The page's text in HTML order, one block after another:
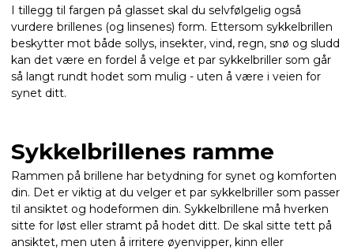
I tillegg til fargen på glasset skal du selvfølgelig også
vurdere brillenes (og linsenes) form. Ettersom sykkelbrillen
beskytter mot både sollys, insekter, vind, regn, snø og sludd
kan det være en fordel å velge et par sykkelbriller som går
så langt rundt hodet som mulig - uten å være i veien for
synet ditt.
Sykkelbrillenes ramme
Rammen på brillene har betydning for synet og komforten
din. Det er viktig at du velger et par sykkelbriller som passer
til ansiktet og hodeformen din. Sykkelbrillene må hverken
sitte for løst eller stramt på hodet ditt. De skal sitte tett på
ansiktet, men uten å irritere øyenvipper, kinn eller